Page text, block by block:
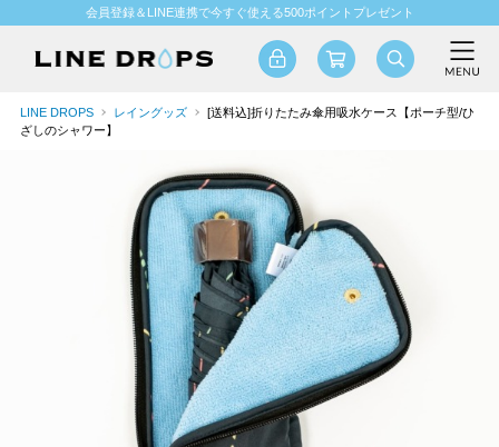
会員登録＆LINE連携で今すぐ使える500ポイントプレゼント
LINE DROPS レイングッズ
[送料込]折りたたみ傘用吸水ケース【ポーチ型/ひ
ざしのシャワー】